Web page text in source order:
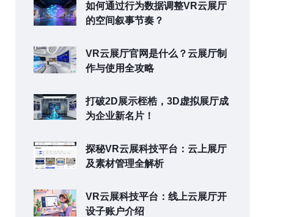
如何通过行为数据调整VR云展厅
的空间叙事节奏？
VR云展厅官网是什么？云展厅制
作与使用全攻略
打破2D展示桎梏，3D虚拟展厅成
为企业新名片！
探秘VR云展科技平台：云上展厅
及素材管理全解析
VR云展科技平台：线上云展厅开
设子账户介绍